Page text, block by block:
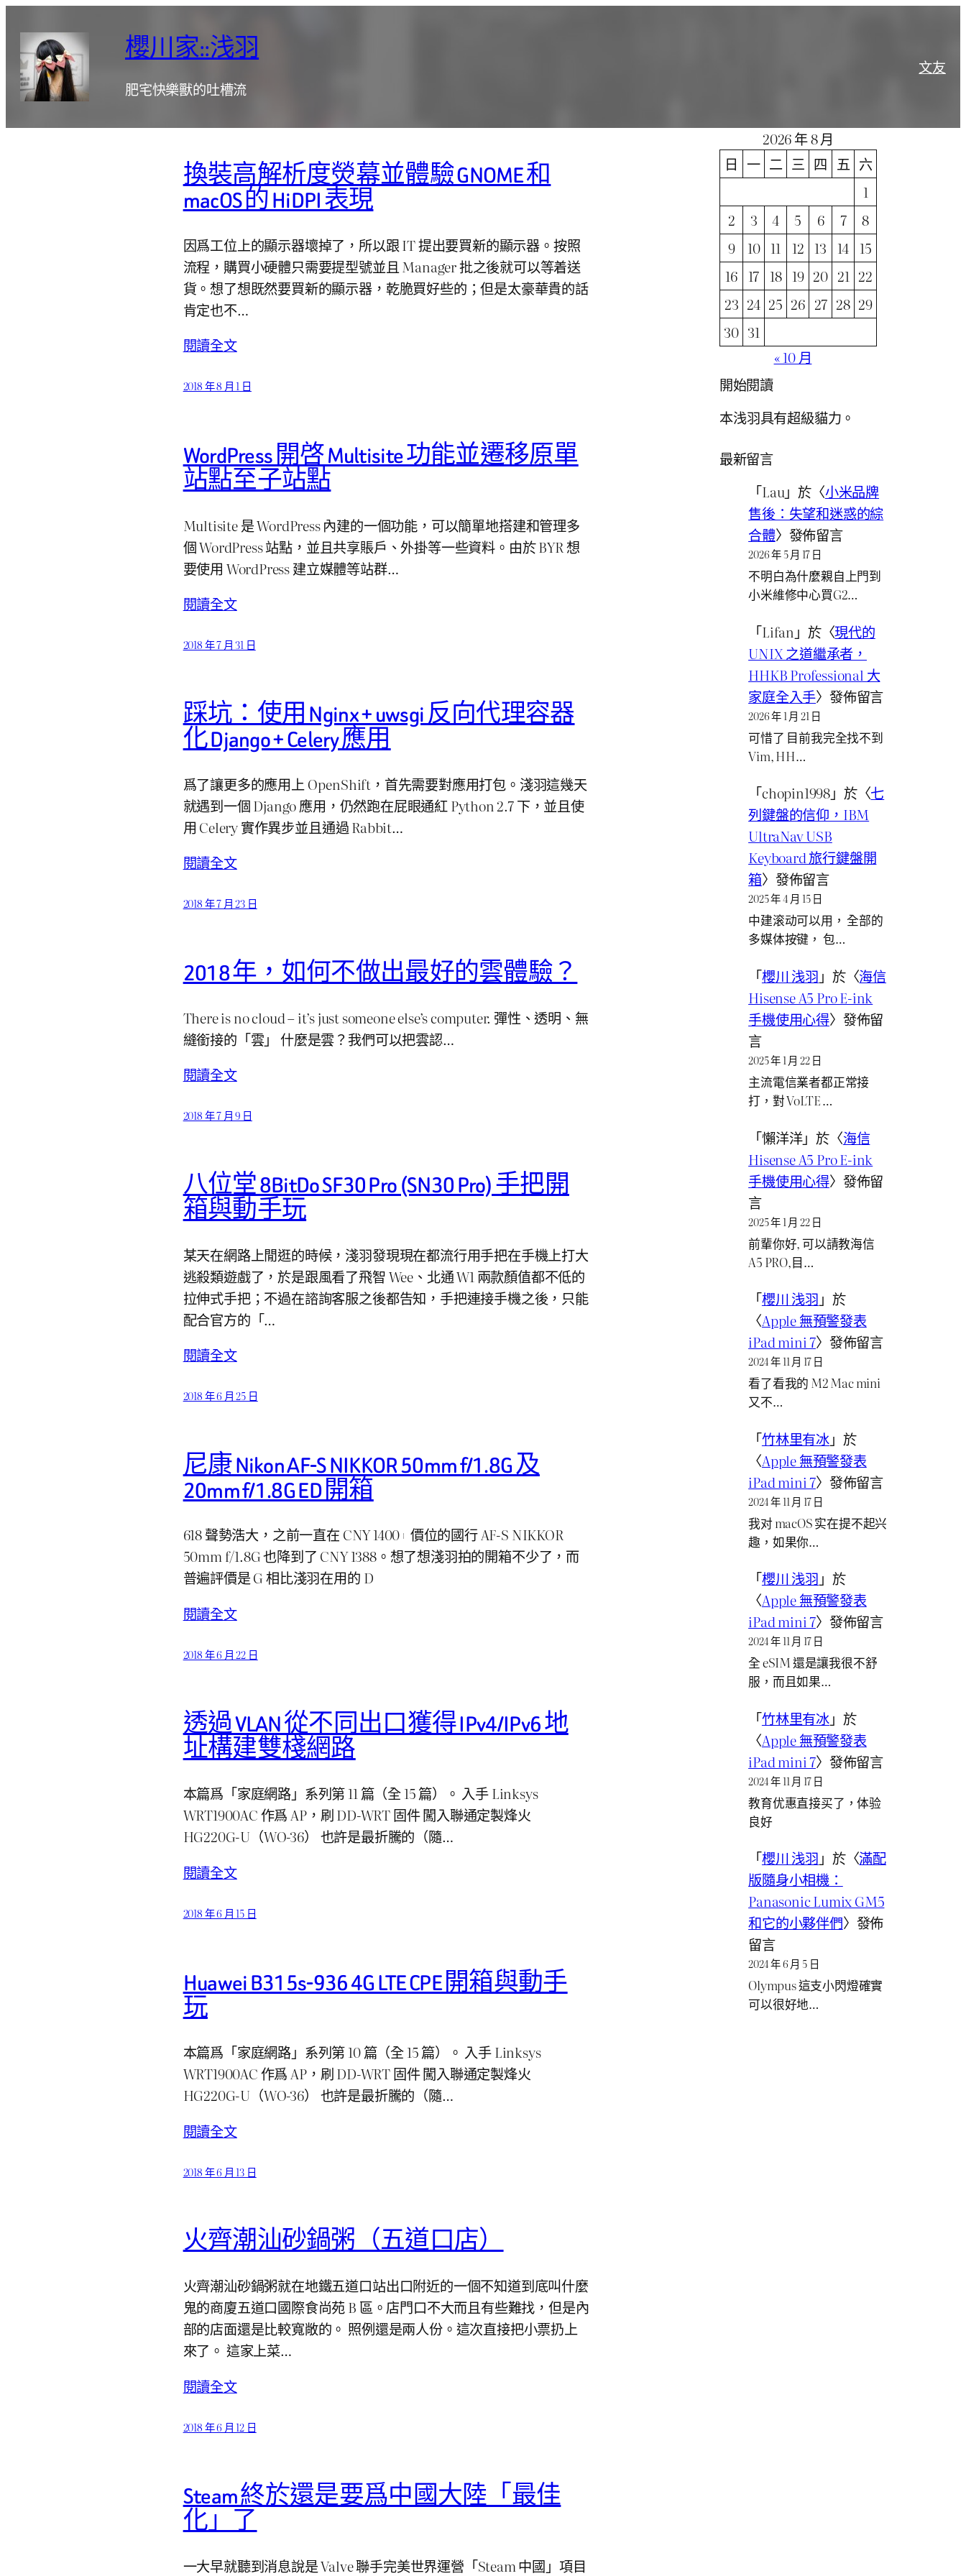
容
櫻川家::浅羽
肥宅快樂獸的吐槽流
文友
換裝高解析度熒幕並體驗 GNOME 和
macOS 的 HiDPI 表現
因爲工位上的顯示器壞掉了，所以跟 IT 提出要買新的顯示器。按照
流程，購買小硬體只需要提型號並且 Manager 批之後就可以等着送
貨。想了想既然要買新的顯示器，乾脆買好些的；但是太豪華貴的話
肯定也不…
閱讀全文
2018 年 8 月 1 日
WordPress 開啓 Multisite 功能並遷移原單
站點至子站點
Multisite 是 WordPress 內建的一個功能，可以簡單地搭建和管理多
個 WordPress 站點，並且共享賬戶、外掛等一些資料。由於 BYR 想
要使用 WordPress 建立媒體等站群…
閱讀全文
2018 年 7 月 31 日
踩坑：使用 Nginx + uwsgi 反向代理容器
化 Django + Celery 應用
爲了讓更多的應用上 OpenShift，首先需要對應用打包。淺羽這幾天
就遇到一個 Django 應用，仍然跑在屁眼通紅 Python 2.7 下，並且使
用 Celery 實作異步並且通過 Rabbit…
閱讀全文
2018 年 7 月 23 日
2018 年，如何不做出最好的雲體驗？
There is no cloud – it’s just someone else’s computer. 彈性、透明、無
縫銜接的「雲」 什麼是雲？我們可以把雲認…
閱讀全文
2018 年 7 月 9 日
八位堂 8BitDo SF30 Pro (SN30 Pro) 手把開
箱與動手玩
某天在網路上閒逛的時候，淺羽發現現在都流行用手把在手機上打大
逃殺類遊戲了，於是跟風看了飛智 Wee、北通 W1 兩款顏值都不低的
拉伸式手把；不過在諮詢客服之後都告知，手把連接手機之後，只能
配合官方的「…
閱讀全文
2018 年 6 月 25 日
尼康 Nikon AF-S NIKKOR 50mm f/1.8G 及
20mm f/1.8G ED 開箱
618 聲勢浩大，之前一直在 CNY 1400+ 價位的國行 AF-S NIKKOR
50mm f/1.8G 也降到了 CNY 1388。想了想淺羽拍的開箱不少了，而
普遍評價是 G 相比淺羽在用的 D
閱讀全文
2018 年 6 月 22 日
透過 VLAN 從不同出口獲得 IPv4/IPv6 地
址構建雙棧網路
本篇爲「家庭網路」系列第 11 篇（全 15 篇）。 入手 Linksys
WRT1900AC 作爲 AP，刷 DD-WRT 固件 闖入聯通定製烽火
HG220G-U（WO-36） 也許是最折騰的（隨…
閱讀全文
2018 年 6 月 15 日
Huawei B315s-936 4G LTE CPE 開箱與動手
玩
本篇爲「家庭網路」系列第 10 篇（全 15 篇）。 入手 Linksys
WRT1900AC 作爲 AP，刷 DD-WRT 固件 闖入聯通定製烽火
HG220G-U（WO-36） 也許是最折騰的（隨…
閱讀全文
2018 年 6 月 13 日
火齊潮汕砂鍋粥（五道口店）
火齊潮汕砂鍋粥就在地鐵五道口站出口附近的一個不知道到底叫什麼
鬼的商廈五道口國際食尚苑 B 區。店門口不大而且有些難找，但是內
部的店面還是比較寬敞的。 照例還是兩人份。這次直接把小票扔上
來了。 這家上菜…
閱讀全文
2018 年 6 月 12 日
Steam 終於還是要爲中國大陸「最佳
化」了
一大早就聽到消息說是 Valve 聯手完美世界運營「Steam 中國」項目
2026 年 8 月
日 一 二 三 四 五 六
1
2
3 4 5 6 7
8
9
10 11 12 13 14 15
16 17 18 19 20 21 22
23 24 25 26 27 28 29
30 31
« 10 月
開始閱讀
本浅羽具有超級貓力。
最新留言
「Lau」於〈小米品牌
售後：失望和迷惑的綜
合體〉發佈留言
2026 年 5 月 17 日
不明白為什麼親自上門到
小米維修中心買G2…
「Lifan 」於〈現代的
UNIX 之道繼承者，
HHKB Professional 大
家庭全入手〉發佈留言
2026 年 1 月 21 日
可惜了 目前我完全找不到
Vim, HH…
「chopin1998」於〈七
列鍵盤的信仰，IBM
UltraNav USB
Keyboard 旅行鍵盤開
箱〉發佈留言
2025 年 4 月 15 日
中建滚动可以用， 全部的
多媒体按键， 包…
「櫻川 浅羽 」於〈海信
Hisense A5 Pro E-ink
手機使用心得〉發佈留
言
2025 年 1 月 22 日
主流電信業者都正常接
打，對 VoLTE …
「懶洋洋」於〈海信
Hisense A5 Pro E-ink
手機使用心得〉發佈留
言
2025 年 1 月 22 日
前輩你好, 可以請教海信
A5 PRO,目…
「櫻川 浅羽 」於
〈Apple 無預警發表
iPad mini 7〉發佈留言
2024 年 11 月 17 日
看了看我的 M2 Mac mini
又不…
「竹林里有冰」於
〈Apple 無預警發表
iPad mini 7〉發佈留言
2024 年 11 月 17 日
我对 macOS 实在提不起兴
趣，如果你…
「櫻川 浅羽 」於
〈Apple 無預警發表
iPad mini 7〉發佈留言
2024 年 11 月 17 日
全 eSIM 還是讓我很不舒
服，而且如果…
「竹林里有冰」於
〈Apple 無預警發表
iPad mini 7〉發佈留言
2024 年 11 月 17 日
教育优惠直接买了，体验
良好
「櫻川 浅羽 」於〈滿配
版隨身小相機：
Panasonic Lumix GM5
和它的小夥伴們〉發佈
留言
2024 年 6 月 5 日
Olympus 這支小閃燈確實
可以很好地…